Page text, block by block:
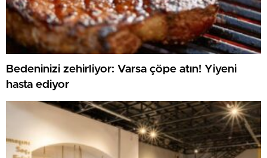
Bedeninizi zehirliyor: Varsa çöpe atın! Yiyeni
hasta ediyor